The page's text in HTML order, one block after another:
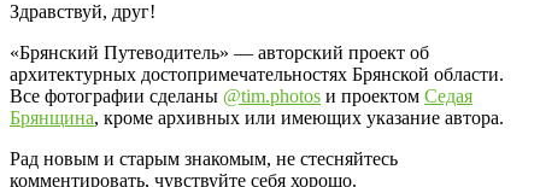
Здравствуй, друг!
«Брянский Путеводитель» — авторский проект об
архитектурных достопримечательностях Брянской области.
Все фотографии сделаны @tim.photos и проектом Седая
Брянщина, кроме архивных или имеющих указание автора.
Рад новым и старым знакомым, не стесняйтесь
комментировать, чувствуйте себя хорошо.